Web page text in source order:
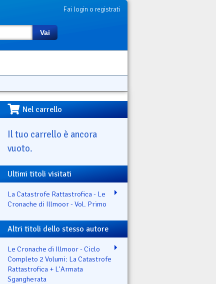
Fai login o registrati
Vai
Nel carrello
Il tuo carrello è ancora
vuoto.
Ultimi titoli visitati
La Catastrofe Rattastrofica - Le
Cronache di Illmoor - Vol. Primo
Altri titoli dello stesso autore
Le Cronache di Illmoor - Ciclo
Completo 2 Volumi: La Catastrofe
Rattastrofica + L'Armata
Sgangherata